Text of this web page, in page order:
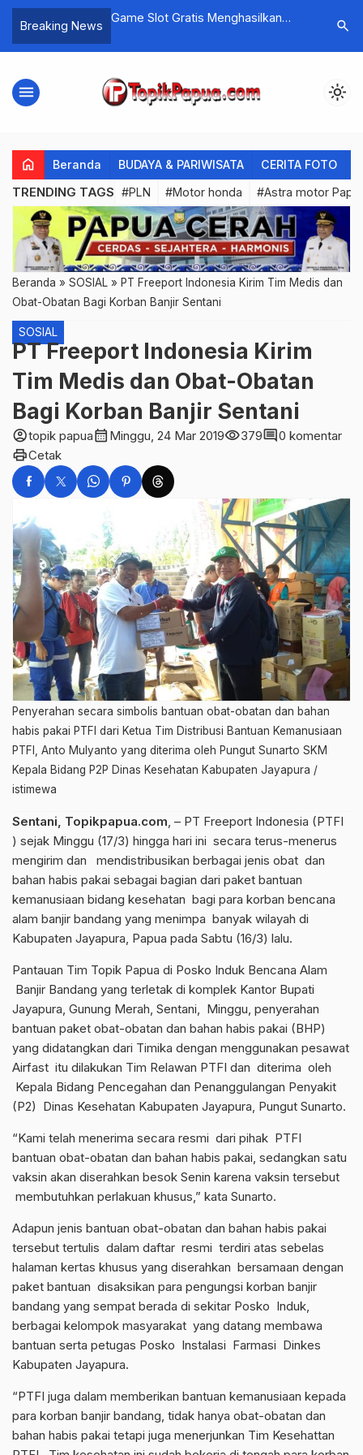
Breaking News
Game Slot Gratis Menghasilkan
search
menu light_mode
home Beranda BUDAYA & PARIWISATA CERITA FOTO
TRENDING TAGS #PLN #Motor honda #Astra motor
Beranda » SOSIAL » PT Freeport Indonesia Kirim Tim Medis dan
Obat-Obatan Bagi Korban Banjir Sentani
SOSIAL
PT Freeport Indonesia Kirim
Tim Medis dan Obat-Obatan
Bagi Korban Banjir Sentani
account_circletopik papuacalendar_month Minggu, 24 Mar 2019visibility379comment0 komentar
printCetak
Penyerahan secara simbolis bantuan obat-obatan dan bahan
habis pakai PTFI dari Ketua Tim Distribusi Bantuan Kemanusiaan
PTFI, Anto Mulyanto yang diterima oleh Pungut Sunarto SKM
Kepala Bidang P2P Dinas Kesehatan Kabupaten Jayapura /
istimewa
Sentani, Topikpapua.com, – PT Freeport Indonesia (PTFI
) sejak Minggu (17/3) hingga hari ini secara terus-menerus
mengirim dan mendistribusikan berbagai jenis obat dan
bahan habis pakai sebagai bagian dari paket bantuan
kemanusiaan bidang kesehatan bagi para korban bencana
alam banjir bandang yang menimpa banyak wilayah di
Kabupaten Jayapura, Papua pada Sabtu (16/3) lalu.
Pantauan Tim Topik Papua di Posko Induk Bencana Alam
Banjir Bandang yang terletak di komplek Kantor Bupati
Jayapura, Gunung Merah, Sentani, Minggu, penyerahan
bantuan paket obat-obatan dan bahan habis pakai (BHP)
yang didatangkan dari Timika dengan menggunakan pesawat
Airfast itu dilakukan Tim Relawan PTFI dan diterima oleh
Kepala Bidang Pencegahan dan Penanggulangan Penyakit
(P2) Dinas Kesehatan Kabupaten Jayapura, Pungut Sunarto.
“Kami telah menerima secara resmi dari pihak PTFI
bantuan obat-obatan dan bahan habis pakai, sedangkan satu
vaksin akan diserahkan besok Senin karena vaksin tersebut
membutuhkan perlakuan khusus,” kata Sunarto.
Adapun jenis bantuan obat-obatan dan bahan habis pakai
tersebut tertulis dalam daftar resmi terdiri atas sebelas
halaman kertas khusus yang diserahkan bersamaan dengan
paket bantuan disaksikan para pengungsi korban banjir
bandang yang sempat berada di sekitar Posko Induk,
berbagai kelompok masyarakat yang datang membawa
bantuan serta petugas Posko Instalasi Farmasi Dinkes
Kabupaten Jayapura.
“PTFI juga dalam memberikan bantuan kemanusiaan kepada
para korban banjir bandang, tidak hanya obat-obatan dan
bahan habis pakai tetapi juga menerjunkan Tim Kesehattan